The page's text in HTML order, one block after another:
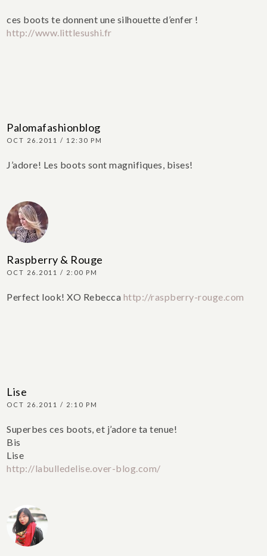
ces boots te donnent une silhouette d’enfer !
http://www.littlesushi.fr
Palomafashionblog
OCT 26.2011 / 12:30 PM
J’adore! Les boots sont magnifiques, bises!
Raspberry & Rouge
OCT 26.2011 / 2:00 PM
Perfect look! XO Rebecca http://raspberry-rouge.com
Lise
OCT 26.2011 / 2:10 PM
Superbes ces boots, et j’adore ta tenue!
Bis
Lise
http://labulledelise.over-blog.com/